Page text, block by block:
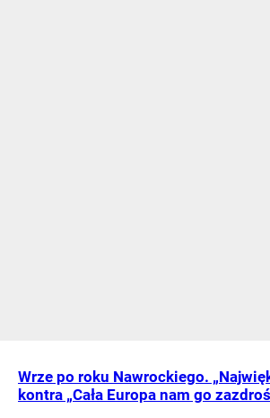
Wrze po roku Nawrockiego.
kontra „Cała Europa nam go